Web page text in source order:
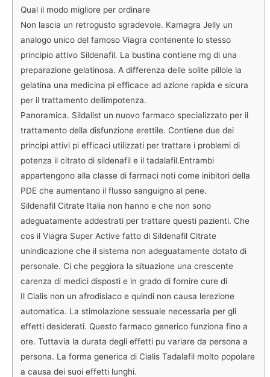
Qual il modo migliore per ordinare
Non lascia un retrogusto sgradevole. Kamagra Jelly un
analogo unico del famoso Viagra contenente lo stesso
principio attivo Sildenafil. La bustina contiene mg di una
preparazione gelatinosa. A differenza delle solite pillole la
gelatina una medicina pi efficace ad azione rapida e sicura
per il trattamento dellimpotenza.
Panoramica. Sildalist un nuovo farmaco specializzato per il
trattamento della disfunzione erettile. Contiene due dei
principi attivi pi efficaci utilizzati per trattare i problemi di
potenza il citrato di sildenafil e il tadalafil.Entrambi
appartengono alla classe di farmaci noti come inibitori della
PDE che aumentano il flusso sanguigno al pene.
Sildenafil Citrate Italia non hanno e che non sono
adeguatamente addestrati per trattare questi pazienti. Che
cos il Viagra Super Active fatto di Sildenafil Citrate
unindicazione che il sistema non adeguatamente dotato di
personale. Ci che peggiora la situazione una crescente
carenza di medici disposti e in grado di fornire cure di
Il Cialis non un afrodisiaco e quindi non causa lerezione
automatica. La stimolazione sessuale necessaria per gli
effetti desiderati. Questo farmaco generico funziona fino a
ore. Tuttavia la durata degli effetti pu variare da persona a
persona. La forma generica di Cialis Tadalafil molto popolare
a causa dei suoi effetti lunghi.